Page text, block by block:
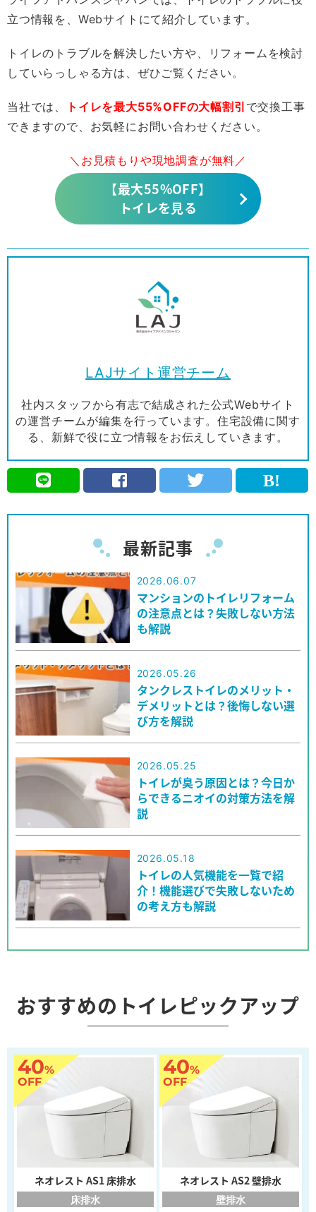
立つ情報を、Webサイトにて紹介しています。
トイレのトラブルを解決したい方や、リフォームを検討
していらっしゃる方は、ぜひご覧ください。
当社では、 トイレを最大55%OFFの大幅割引 で交換工事
できますので、お気軽にお問い合わせください。
＼お見積もりや現地調査が無料／
【最大55%OFF】
トイレを見る
LAJサイト運営チーム
社内スタッフから有志で結成された公式Webサイト
の運営チームが編集を行っています。住宅設備に関す
る、新鮮で役に立つ情報をお伝えしていきます。
最新記事
2026.06.07
マンションのトイレリフォーム
の注意点とは？失敗しない方法
も解説
2026.05.26
タンクレストイレのメリット・
デメリットとは？後悔しない選
び方を解説
2026.05.25
トイレが臭う原因とは？今日か
らできるニオイの対策方法を解
説
2026.05.18
トイレの人気機能を一覧で紹
介！機能選びで失敗しないため
の考え方も解説
おすすめのトイレピックアップ
40%
OFF
ネオレスト AS1 床排水
床排水
40%
OFF
ネオレスト AS2 壁排水
壁排水